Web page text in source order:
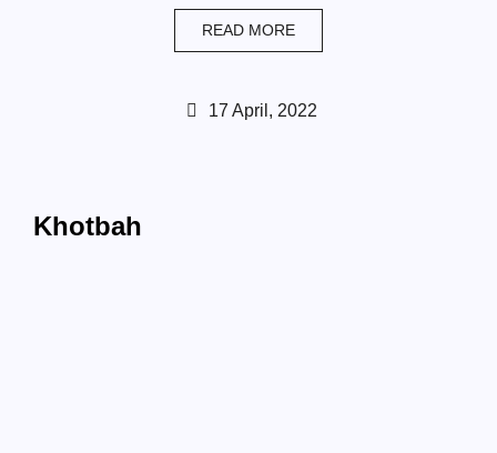
READ MORE
17 April, 2022
Khotbah